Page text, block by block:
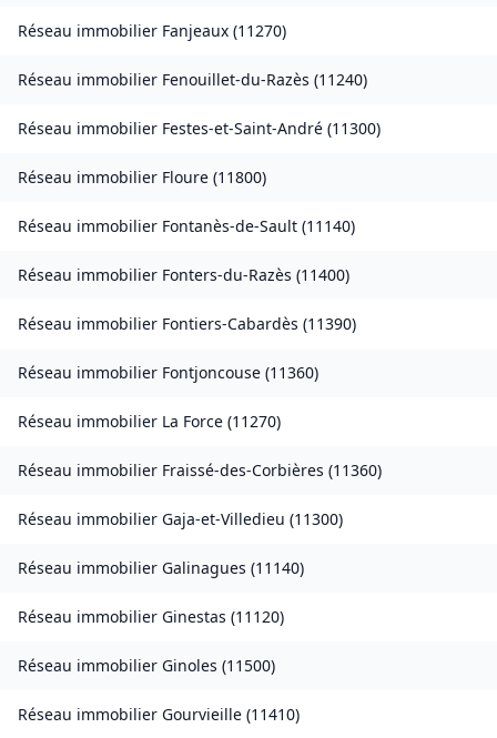
Réseau immobilier Fanjeaux (11270)
Réseau immobilier Fenouillet-du-Razès (11240)
Réseau immobilier Festes-et-Saint-André (11300)
Réseau immobilier Floure (11800)
Réseau immobilier Fontanès-de-Sault (11140)
Réseau immobilier Fonters-du-Razès (11400)
Réseau immobilier Fontiers-Cabardès (11390)
Réseau immobilier Fontjoncouse (11360)
Réseau immobilier La Force (11270)
Réseau immobilier Fraissé-des-Corbières (11360)
Réseau immobilier Gaja-et-Villedieu (11300)
Réseau immobilier Galinagues (11140)
Réseau immobilier Ginestas (11120)
Réseau immobilier Ginoles (11500)
Réseau immobilier Gourvieille (11410)